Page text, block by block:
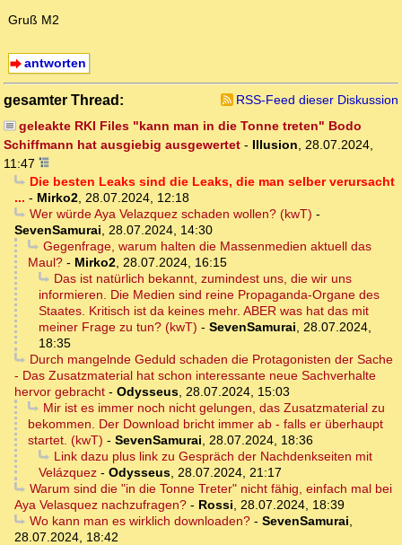
Gruß M2
antworten
gesamter Thread:
RSS-Feed dieser Diskussion
geleakte RKI Files "kann man in die Tonne treten" Bodo
Schiffmann hat ausgiebig ausgewertet - Illusion, 28.07.2024,
11:47
Die besten Leaks sind die Leaks, die man selber verursacht
... - Mirko2, 28.07.2024, 12:18
Wer würde Aya Velazquez schaden wollen? (kwT) -
SevenSamurai, 28.07.2024, 14:30
Gegenfrage, warum halten die Massenmedien aktuell das
Maul? - Mirko2, 28.07.2024, 16:15
Das ist natürlich bekannt, zumindest uns, die wir uns
informieren. Die Medien sind reine Propaganda-Organe des
Staates. Kritisch ist da keines mehr. ABER was hat das mit
meiner Frage zu tun? (kwT) - SevenSamurai, 28.07.2024,
18:35
Durch mangelnde Geduld schaden die Protagonisten der Sache
- Das Zusatzmaterial hat schon interessante neue Sachverhalte
hervor gebracht - Odysseus, 28.07.2024, 15:03
Mir ist es immer noch nicht gelungen, das Zusatzmaterial zu
bekommen. Der Download bricht immer ab - falls er überhaupt
startet. (kwT) - SevenSamurai, 28.07.2024, 18:36
Link dazu plus link zu Gespräch der Nachdenkseiten mit
Velázquez - Odysseus, 28.07.2024, 21:17
Warum sind die "in die Tonne Treter" nicht fähig, einfach mal bei
Aya Velasquez nachzufragen? - Rossi, 28.07.2024, 18:39
Wo kann man es wirklich downloaden?- SevenSamurai,
28.07.2024, 18:42